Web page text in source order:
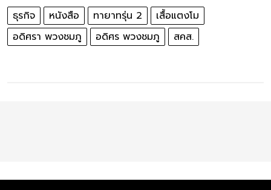
ธุรกิจ หนังสือ ทายาทรุ่น 2
เสื้อแตงโม
อดิศรา พวงชมภู
อดิศร พวงชมภู สคส.